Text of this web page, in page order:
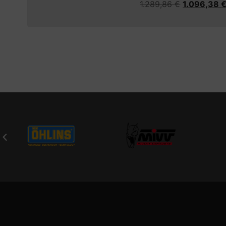
1.289,86€ 1.096,38